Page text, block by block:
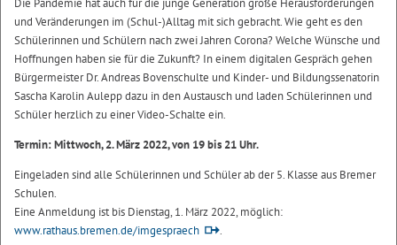
Die Pandemie hat auch für die junge Generation große Herausforderungen
und Veränderungen im (Schul-)Alltag mit sich gebracht. Wie geht es den
Schülerinnen und Schülern nach zwei Jahren Corona? Welche Wünsche und
Hoffnungen haben sie für die Zukunft? In einem digitalen Gespräch gehen
Bürgermeister Dr. Andreas Bovenschulte und Kinder- und Bildungssenatorin
Sascha Karolin Aulepp dazu in den Austausch und laden Schülerinnen und
Schüler herzlich zu einer Video-Schalte ein.
Termin: Mittwoch, 2. März 2022, von 19 bis 21 Uhr.
Eingeladen sind alle Schülerinnen und Schüler ab der 5. Klasse aus Bremer
Schulen.
Eine Anmeldung ist bis Dienstag, 1. März 2022, möglich:
www.rathaus.bremen.de/imgespraech
.